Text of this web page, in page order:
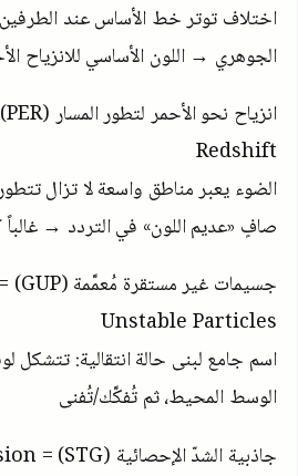
اختلاف توتر خط الأساس عند
الجوهري → اللون الأساسي للانزياح
انزياح نحو الأحمر لتطور المسار (PER)
Redshift
الضوء يعبر مناطق واسعة لا تزال
صافٍ «عديم اللون» في التردد →
جسيمات غير مستقرة مُعمَّمة (GUP)
Unstable Particles
اسم جامع لبنى حالة انتقالية: تتشكل
الوسط المحيط، ثم تُفكَّك/تُفنى
جاذبية الشدّ الإحصائية (STG)
=